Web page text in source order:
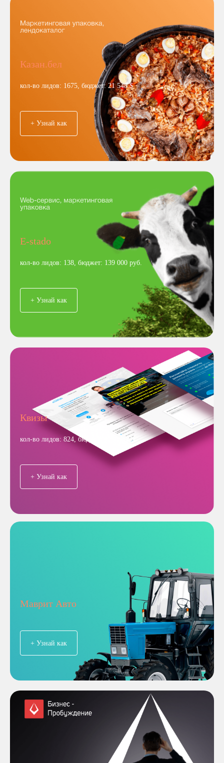
Казан.бел
кол-во лидов: 1675, бюджет: 21 548 $
+ Узнай как
E-stado
кол-во лидов: 138, бюджет: 139 000 руб.
+ Узнай как
Квизы
кол-во лидов: 824, бюджет: 1260 BYN
+ Узнай как
Маврит Авто
+ Узнай как